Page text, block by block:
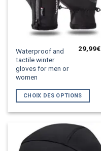
Waterproof and
tactile winter
gloves for men or
women
29,99€
CHOIX DES OPTIONS
Ce
produit
a
plusieurs
variations.
Les
options
être
choisies